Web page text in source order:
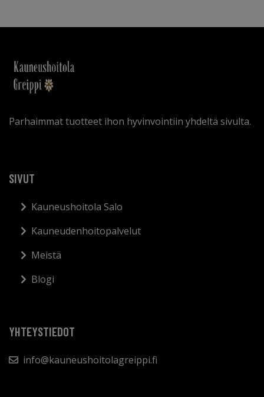
Parhaimmat tuotteet ihon hyvinvointiin yhdeltä sivulta.
SIVUT
Kauneushoitola Salo
Kauneudenhoitopalvelut
Meistä
Blogi
YHTEYSTIEDOT
info@kauneushoitolagreippi.fi